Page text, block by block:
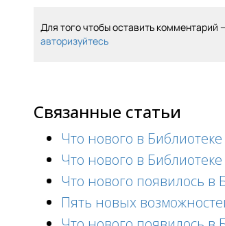
Для того чтобы оставить комментарий
авторизуйтесь
Связанные статьи
Что нового в
Что нового в
Что нового появилось в
Пять новых